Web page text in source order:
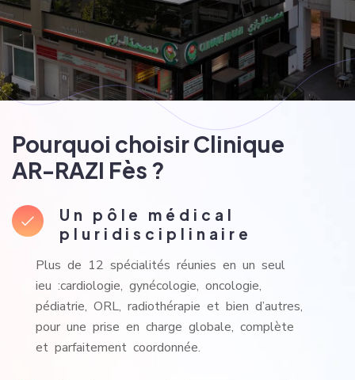
Pourquoi choisir Clinique
AR-RAZI Fès ?
Un pôle médical
pluridisciplinaire
Plus de 12 spécialités réunies en un seul
ieu :cardiologie, gynécologie, oncologie,
pédiatrie, ORL, radiothérapie et bien d’autres,
pour une prise en charge globale, complète
et parfaitement coordonnée.